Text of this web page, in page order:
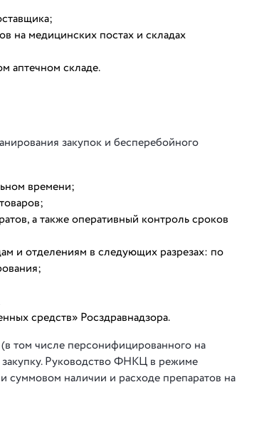
на медицинских постах и складах
аптечном складе.
закупок и бесперебойного
времени;
а также оперативный контроль сроков
и отделениям в следующих разрезах: по
средств» Росздравнадзора.
том числе персонифицированного на
закупку. Руководство ФНКЦ в режиме
суммовом наличии и расходе препаратов на